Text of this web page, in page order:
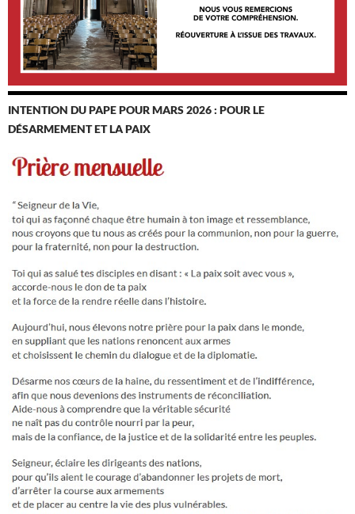
INTENTION DU PAPE POUR MARS 2026 : POUR LE
DÉSARMEMENT ET LA PAIX